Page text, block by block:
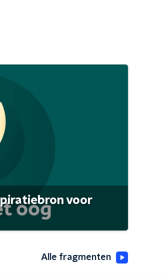
voor
Alle fragmenten